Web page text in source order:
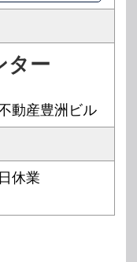
ター
動産豊洲ビル
休業